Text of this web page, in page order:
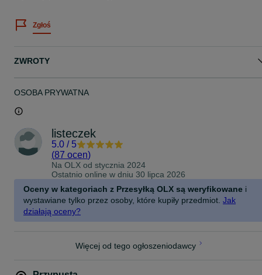
Zgłoś
ZWROTY
OSOBA PRYWATNA
listeczek
5.0 / 5
(87 ocen)
Na OLX od stycznia 2024
Ostatnio online w dniu 30 lipca 2026
Oceny w kategoriach z Przesyłką OLX są weryfikowane i
wystawiane tylko przez osoby, które kupiły przedmiot. Jak
działają oceny?
Więcej od tego ogłoszeniodawcy